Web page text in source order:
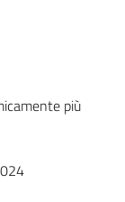
più